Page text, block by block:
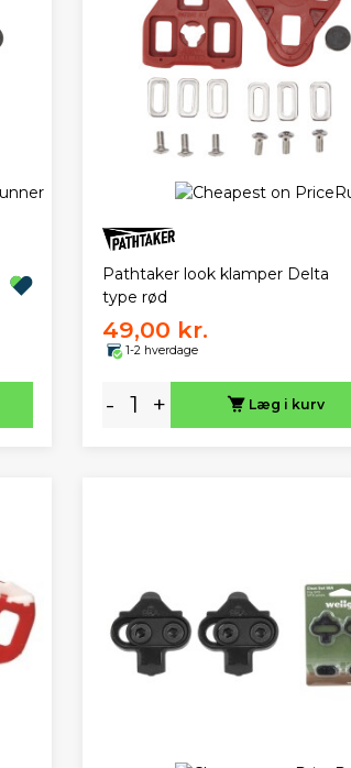
Pathtaker look klamper Delta
type rød
49,00 kr.
1-2 hverdage
- + Læg i kurv